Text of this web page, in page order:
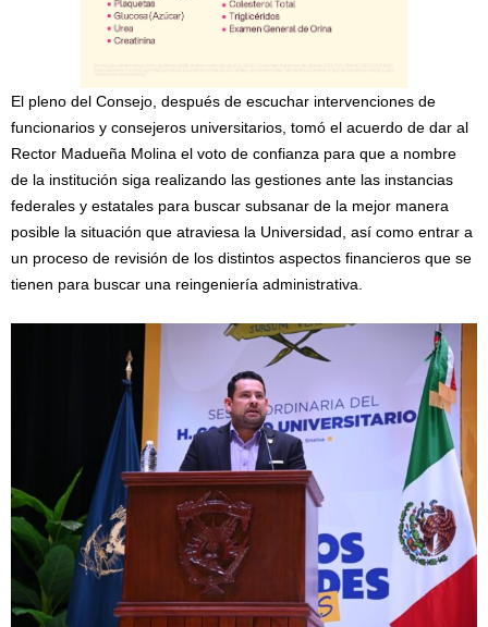
El pleno del Consejo, después de escuchar intervenciones de
funcionarios y consejeros universitarios, tomó el acuerdo de dar al
Rector Madueña Molina el voto de confianza para que a nombre
de la institución siga realizando las gestiones ante las instancias
federales y estatales para buscar subsanar de la mejor manera
posible la situación que atraviesa la Universidad, así como entrar a
un proceso de revisión de los distintos aspectos financieros que se
tienen para buscar una reingeniería administrativa.